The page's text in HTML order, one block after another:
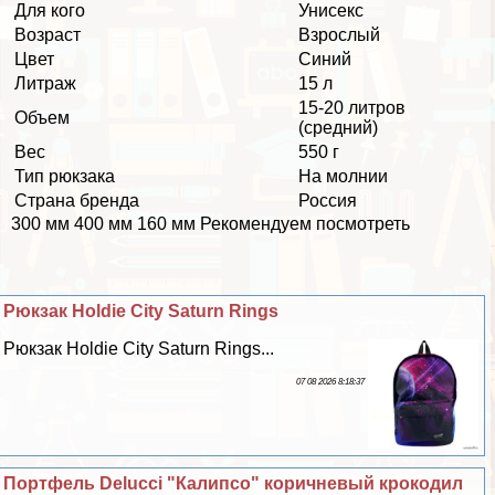
Для кого
Униceкc
Возраст
Взрослый
Цвет
Синий
Литраж
15 л
Объем
15-20 литров
(средний)
Вес
550 г
Тип рюкзака
На молнии
Страна бренда
Россия
300 мм 400 мм 160 мм Рекомендуем посмотреть
Рюкзак Holdie City Saturn Rings
Рюкзак Holdie City Saturn Rings...
07 08 2026 8:18:37
Портфель Delucci "Калипсо" коричневый крокодил